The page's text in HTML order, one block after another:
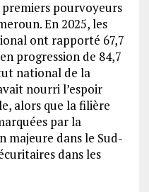
pourvoyeurs
En 2025, les
ont rapporté 67,7
progression de 84,7
national de la
nourri l’espoir
alors que la filière
par la
majeure dans le Sud-
dans les